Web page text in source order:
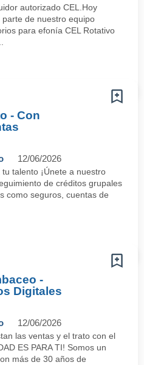
autorizado CEL.Hoy
de nuestro equipo
para efonía CEL Rotativo
- Con
12/06/2026
talento ¡Únete a nuestro
de créditos grupales
como seguros, cuentas de
-
Digitales
12/06/2026
las ventas y el trato con el
ES PARA TI! Somos un
más de 30 años de